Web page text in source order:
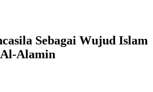
Sebagai Wujud Islam
Alamin